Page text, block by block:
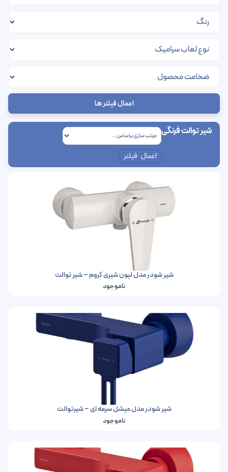
اعمال فیلتر ها
شیر توالت فرنگی
اعمال فیلتر
شیر شودر مدل لیون شیری کروم – شیر توالت
ناموجود
شیر شودر مدل میشل سرمه ای – شیرتوالت
ناموجود